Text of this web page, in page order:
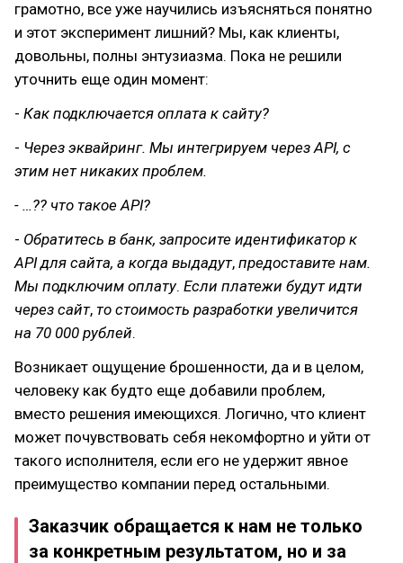
грамотно, все уже научились изъясняться понятно
и этот эксперимент лишний? Мы, как клиенты,
довольны, полны энтузиазма. Пока не решили
уточнить еще один момент:
- Как подключается оплата к сайту?
- Через эквайринг. Мы интегрируем через API, с
этим нет никаких проблем.
- …?? что такое API?
- Обратитесь в банк, запросите идентификатор к
API для сайта, а когда выдадут, предоставите нам.
Мы подключим оплату. Если платежи будут идти
через сайт, то стоимость разработки увеличится
на 70 000 рублей.
Возникает ощущение брошенности, да и в целом,
человеку как будто еще добавили проблем,
вместо решения имеющихся. Логично, что клиент
может почувствовать себя некомфортно и уйти от
такого исполнителя, если его не удержит явное
преимущество компании перед остальными.
Заказчик обращается к нам не только
за конкретным результатом, но и за